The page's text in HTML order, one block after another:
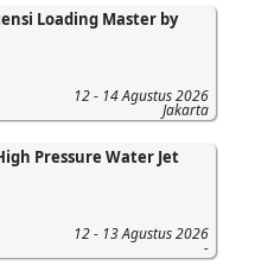
Loading Master by
12 - 14 Agustus 2026
Jakarta
Pressure Water Jet
12 - 13 Agustus 2026
-